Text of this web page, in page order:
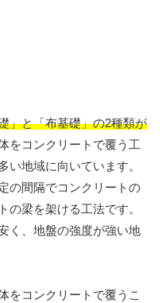
」と「布基礎」の2種類が
をコンクリートで覆う工
い地域に向いています。
の間隔でコンクリートの
の梁を架ける工法です。
く、地盤の強度が強い地
をコンクリートで覆うこ